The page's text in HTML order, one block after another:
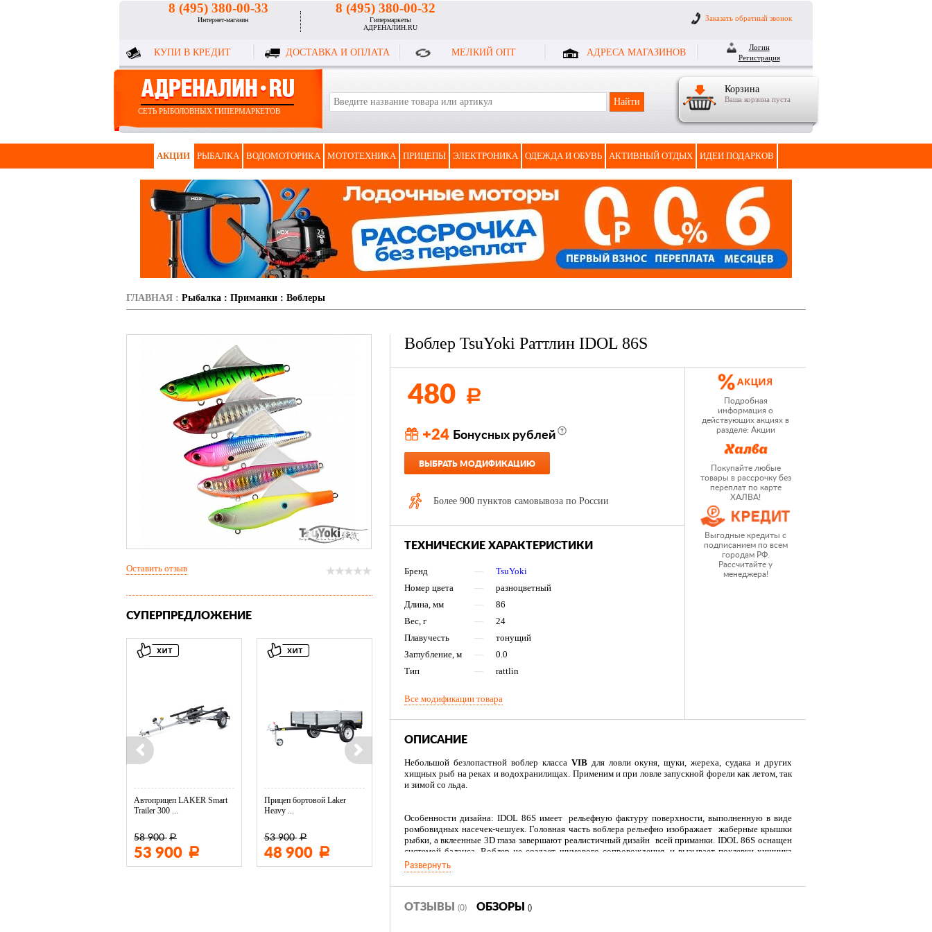
8 (495) 380-00-33
Интернет-магазин
8 (495) 380-00-32
Гипермаркеты
АДРЕНАЛИН.RU
Заказать обратный звонок
КУПИ В КРЕДИТ ДОСТАВКА И ОПЛАТА МЕЛКИЙ ОПТ АДРЕСА МАГАЗИНОВ
Логин
Регистрация
Корзина
Ваша корзина пуста
СЕТЬ РЫБОЛОВНЫХ ГИПЕРМАРКЕТОВ
АКЦИИ РЫБАЛКА ВОДОМОТОРИКА МОТОТЕХНИКА ПРИЦЕПЫ ЭЛЕКТРОНИКА ОДЕЖДА И ОБУВЬ АКТИВНЫЙ ОТДЫХ ИДЕИ ПОДАРКОВ
ГЛАВНАЯ : Рыбалка : Приманки : Воблеры
Воблер TsuYoki Раттлин IDOL 86S
480 Р
+24 Бонусных рублей
ВЫБРАТЬ МОДИФИКАЦИЮ
Более 900 пунктов самовывоза по России
ТЕХНИЧЕСКИЕ ХАРАКТЕРИСТИКИ
Бренд —
TsuYoki
Номер цвета
—
разноцветный
Длина, мм
—
86
Вес, г
—
24
Плавучесть
—
тонущий
Заглубление, м
—
0.0
Тип
— rattlin
Все модификации товара
Подробная
информация о
действующих акциях в
разделе: Акции
Покупайте любые
товары в рассрочку без
переплат по карте
ХАЛВА!
Выгодные кредиты с
подписанием по всем
городам РФ.
Рассчитайте у
менеджера!
ОПИСАНИЕ
Небольшой безлопастной воблер класса VIBдля ловли окуня, щуки, жереха, судака и других
хищных рыб на реках и водохранилищах. Применим и при ловле запускной форели как летом, так
и зимой со льда.
Особенности дизайна: IDOL 86S имеет рельефную фактуру поверхности, выполненную в виде
ромбовидных насечек-чешуек. Головная часть воблера рельефно изображает жаберные крышки
рыбки, а вклеенные 3D глаза завершают реалистичный дизайн всей приманки. IDOL 86S оснащен
системой баланса. Воблер не создает шумового сопровождения, и вызывает поклевки хищника
лишь за счет своей игры. В оснащении воблера использованы два тройника и качественные
заводные кольца. Широкий выбор расцветок в каталоге. Качество ЛКП на высоком современном
уровне.
Развернуть
ОТЗЫВЫ (0) ОБЗОРЫ ()
Оставить отзыв
СУПЕРПРЕДЛОЖЕНИЕ
Автоприцеп LAKER Smart
Trailer 300 ...
58 900 Р
53 900 Р
Прицеп бортовой Laker
Heavy ...
53 900 Р
48 900 Р 11 600 Р 19 500 Р 9 700 Р 18 200